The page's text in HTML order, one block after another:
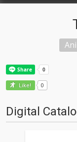
Like! 0
Digital